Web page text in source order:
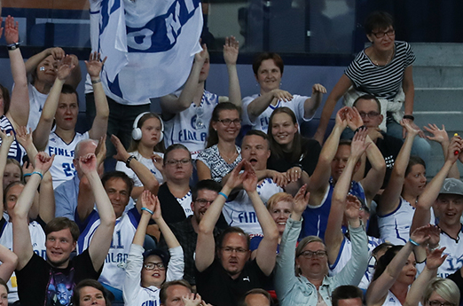
Susiladiesin
puolustus
rautaa
Tukholmassa
–
harvinaislaatu